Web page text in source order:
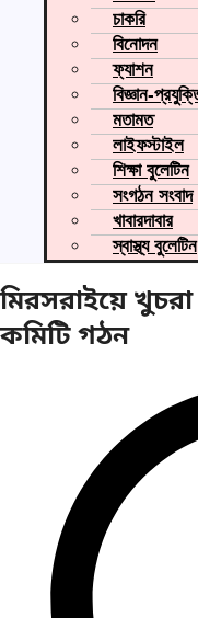
চাকরি
বিনোদন
ফ্যাশন
বিজ্ঞান-
মতামত
লাইফস্টাইল
শিক্ষা বুলেটিন
সংগঠন সংবাদ
খাবারদাবার
স্বাস্থ্য বুলেটিন
মিরসরাইয়ে
কমিটি গঠন